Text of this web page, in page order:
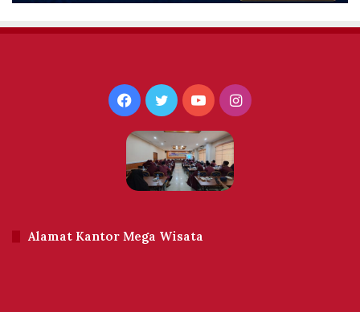
Facebook
TwitterYouTubeInstagram
Alamat Kantor Mega Wisata